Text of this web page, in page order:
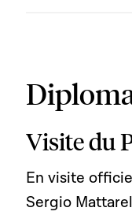
Visite du
En visite
Sergio